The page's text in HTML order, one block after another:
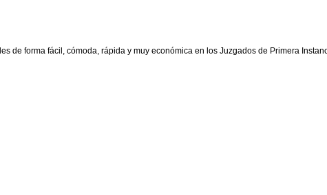
de forma fácil, cómoda, rápida y muy económica en los Juzgados de Primera